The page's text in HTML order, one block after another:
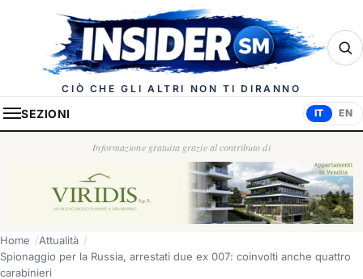
Insider.sm
CIÒ CHE GLI ALTRI NON TI DIRANNO
SEZIONI IT EN
Informazione gratuita grazie al contributo di
Home
Attualità
Spionaggio per la Russia, arrestati due ex 007: coinvolti anche quattro
carabinieri